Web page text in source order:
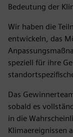
Bedeutung der
Wir haben die
entwickeln, das
speziell für ihre
Das
sobald es
in die
Klimaereignissen